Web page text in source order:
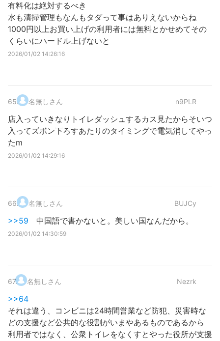
有料化は絶対するべき
水も清掃管理もなんもタダって事はありえないからね
1000円以上お買い上げの利用者には無料とかせめてその
くらいにハードル上げないと
2026/01/02 14:26:16
65. 名無しさん n9PLR
店入っていきなりトイレダッシュするカス見たからそいつ
入ってズボン下ろすあたりのタイミングで電気消してやっ
たm
2026/01/02 14:29:16
66. 名無しさん BUJCy
>>59 中国語で書かないと。美しい国なんだから。
2026/01/02 14:30:59
67. 名無しさん Nezrk
>>64
それは違う、コンビニは24時間営業など防犯、災害時な
どの支援など公共的な役割がいまやあるものであるから
利用者ではなく、公衆トイレをなくすとやった役所が支援